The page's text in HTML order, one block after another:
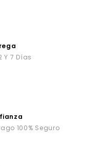
Y 7 Días
100% Seguro